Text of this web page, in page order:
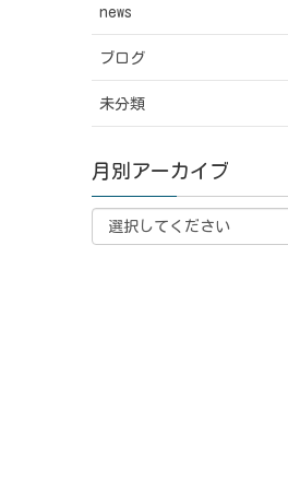
news
ブログ
未分類
月別アーカイブ